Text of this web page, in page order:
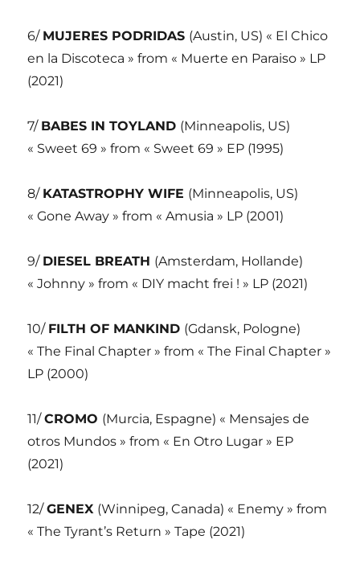
6/ MUJERES PODRIDAS (Austin, US) « El Chico
en la Discoteca » from « Muerte en Paraiso » LP
(2021)
7/ BABES IN TOYLAND (Minneapolis, US)
« Sweet 69 » from « Sweet 69 » EP (1995)
8/ KATASTROPHY WIFE (Minneapolis, US)
« Gone Away » from « Amusia » LP (2001)
9/ DIESEL BREATH (Amsterdam, Hollande)
« Johnny » from « DIY macht frei ! » LP (2021)
10/ FILTH OF MANKIND (Gdansk, Pologne)
« The Final Chapter » from « The Final Chapter »
LP (2000)
11/CROMO (Murcia, Espagne) « Mensajes de
otros Mundos » from « En Otro Lugar » EP
(2021)
12/GENEX (Winnipeg, Canada) « Enemy » from
« The Tyrant’s Return » Tape (2021)